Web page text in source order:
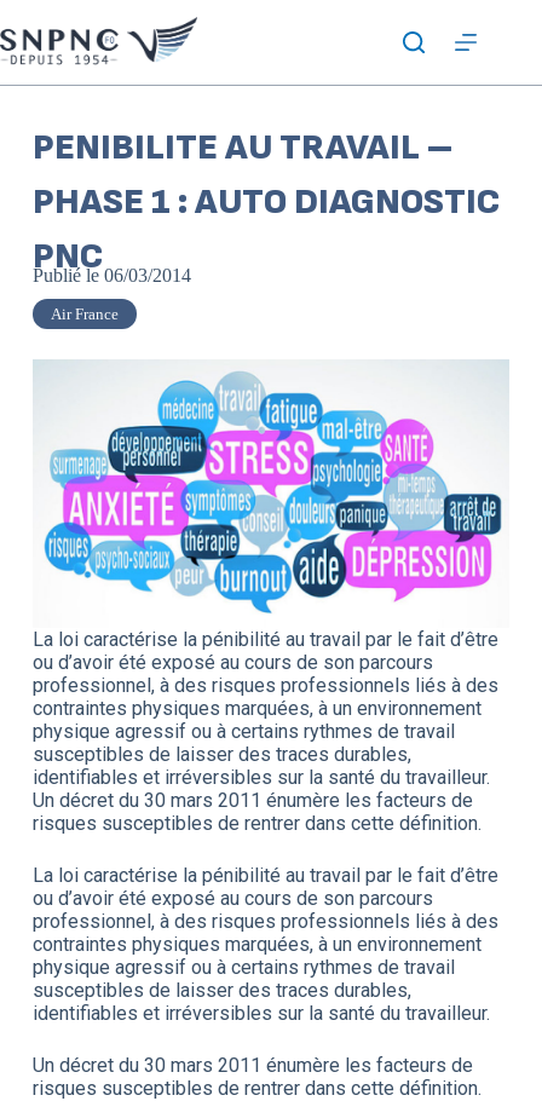
PENIBILITE AU TRAVAIL –
PHASE 1 : AUTO DIAGNOSTIC
PNC
Publié le 06/03/2014
Air France
La loi caractérise la pénibilité au travail par le fait d’être
ou d’avoir été exposé au cours de son parcours
professionnel, à des risques professionnels liés à des
contraintes physiques marquées, à un environnement
physique agressif ou à certains rythmes de travail
susceptibles de laisser des traces durables,
identifiables et irréversibles sur la santé du travailleur.
Un décret du 30 mars 2011 énumère les facteurs de
risques susceptibles de rentrer dans cette définition.
La loi caractérise la pénibilité au travail par le fait d’être
ou d’avoir été exposé au cours de son parcours
professionnel, à des risques professionnels liés à des
contraintes physiques marquées, à un environnement
physique agressif ou à certains rythmes de travail
susceptibles de laisser des traces durables,
identifiables et irréversibles sur la santé du travailleur.
Un décret du 30 mars 2011 énumère les facteurs de
risques susceptibles de rentrer dans cette définition.